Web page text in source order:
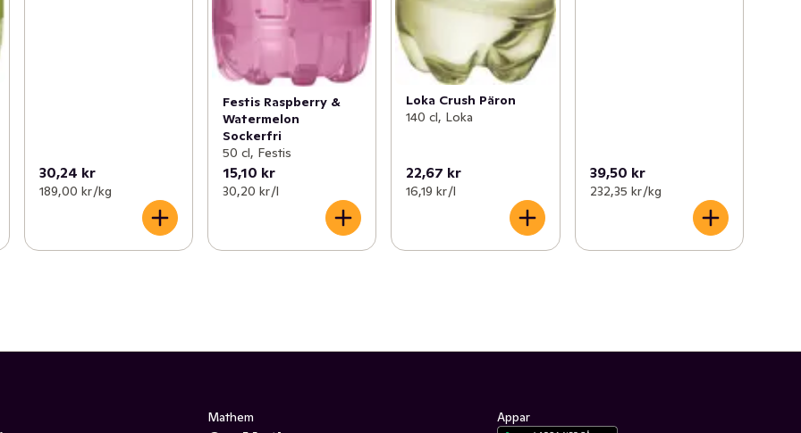
30,24 kr
189,00 kr /kg
Festis Raspberry &
Watermelon
Sockerfri
50 cl, Festis
15,10 kr
30,20 kr /l
Loka Crush Päron
140 cl, Loka
22,67 kr
16,19 kr /l
39,50 kr
232,35 kr /kg
Mathem Appar